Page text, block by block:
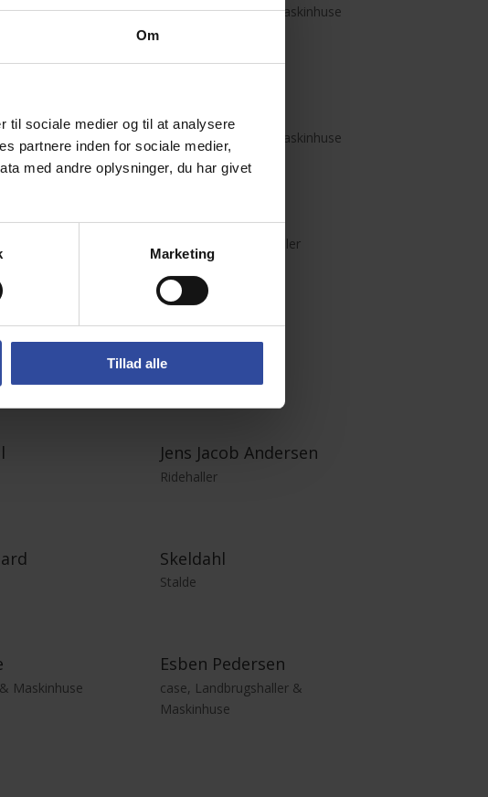
Om
til sociale medier og til at analysere
partnere inden for sociale medier,
med andre oplysninger, du har givet
Marketing
Tillad alle
Maskinhuse Landbrugshaller & Maskinhuse
I/S Horsholm
Landbrugshaller & Maskinhuse
Dent Fix
Idræts- og industrihaller
Weptos
produktionshaller
Jens Jacob Andersen
Ridehaller
Skeldahl
Stalde
Maskinhuse
Esben Pedersen
case, Landbrugshaller &
Maskinhuse